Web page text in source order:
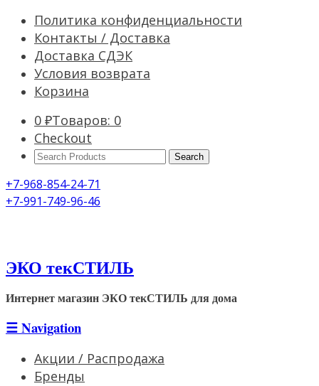
Политика конфиденциальности
Контакты / Доставка
Доставка СДЭК
Условия возврата
Корзина
0 ₽Товаров: 0
Checkout
Search
+7-968-854-24-71
+7-991-749-96-46
ЭКО текСТИЛЬ
Интернет магазин ЭКО текСТИЛЬ для дома
☰Navigation
Акции / Распродажа
Бренды